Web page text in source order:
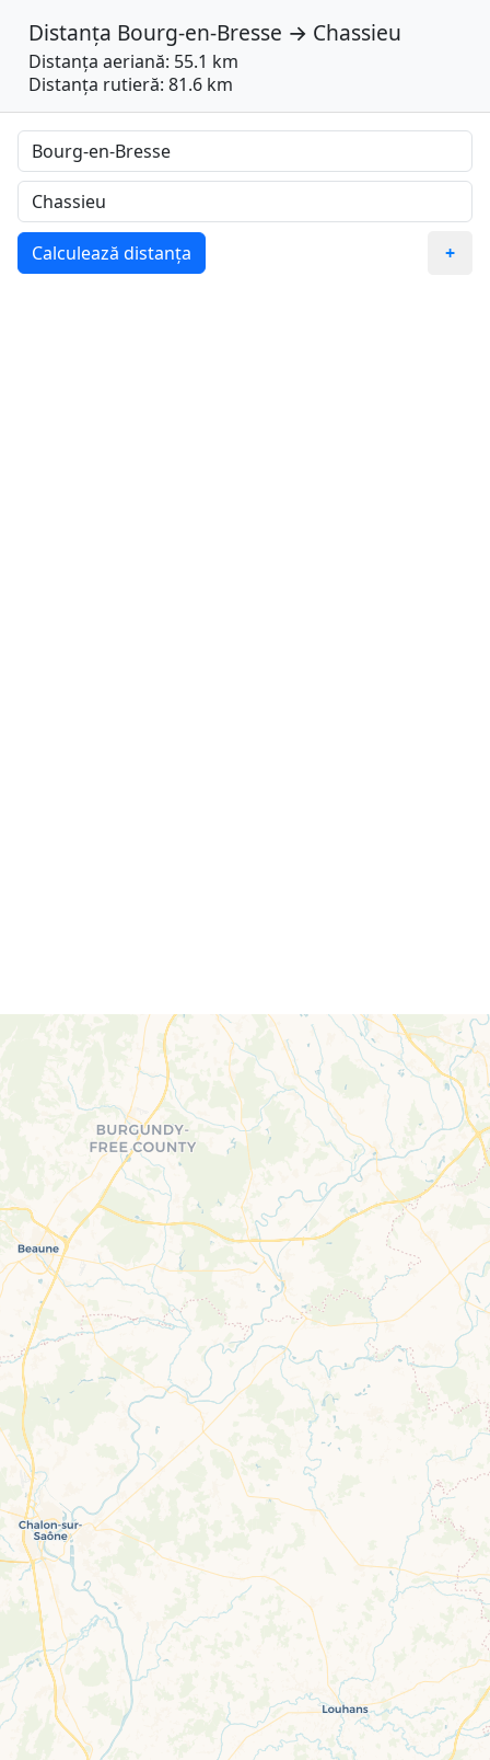
Distanța Bourg-en-Bresse → Chassieu
Distanța aeriană: 55.1 km
Distanța rutieră: 81.6 km
Calculează distanța +